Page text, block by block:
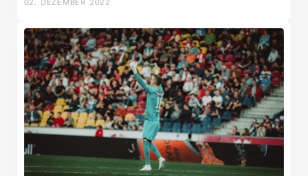
02. DEZEMBER 2022